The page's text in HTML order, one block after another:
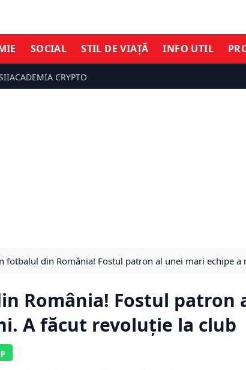
SOCIAL STIL DE VIAȚĂ INFO UTIL
ACADEMIA CRYPTO
fotbalul din România! Fostul patron al unei mari echipe
România! Fostul patron
A făcut revoluţie la club